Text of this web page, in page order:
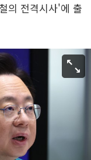
의 전격시사'에 출